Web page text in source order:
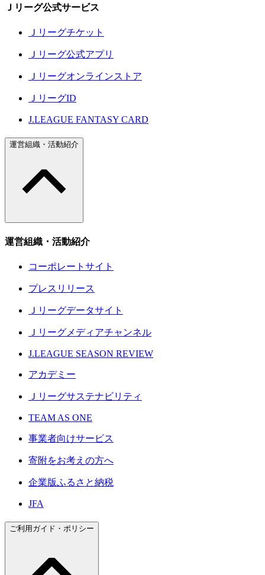
Ｊリーグ公式サービス
Ｊリーグチケット
Ｊリーグ公式アプリ
Ｊリーグオンラインストア
ＪリーグID
J.LEAGUE FANTASY CARD
運営組織・活動紹介
運営組織・活動紹介
コーポレートサイト
プレスリリース
Ｊリーグデータサイト
Ｊリーグメディアチャンネル
J.LEAGUE SEASON REVIEW
アカデミー
Ｊリーグサステナビリティ
TEAM AS ONE
事業者向けサービス
寄附をお考えの方へ
企業版ふるさと納税
JFA
ご利用ガイド・ポリシー